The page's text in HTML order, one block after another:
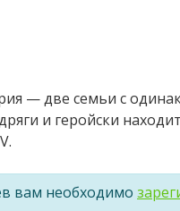
— две семьи с
и геройски
вам необходимо